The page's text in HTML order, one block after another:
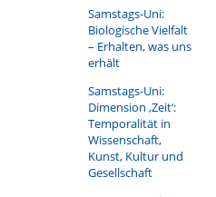
Samstags-Uni:
Biologische Vielfalt
– Erhalten, was uns
erhält
Samstags-Uni:
Dimension ‚Zeit‘:
Temporalität in
Wissenschaft,
Kunst, Kultur und
Gesellschaft